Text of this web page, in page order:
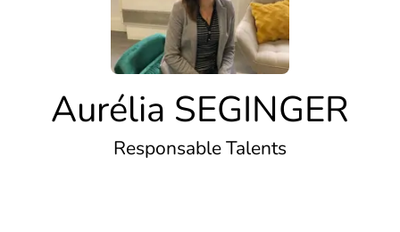
Aurélia SEGINGER
Responsable Talents